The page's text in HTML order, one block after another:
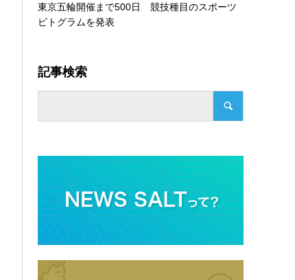
東京五輪開催まで500日 競技種目のスポーツ
ピトグラムを発表
記事検索